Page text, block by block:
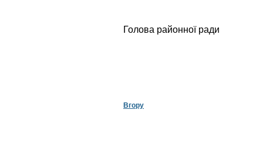
Голова районної ради
Вгору